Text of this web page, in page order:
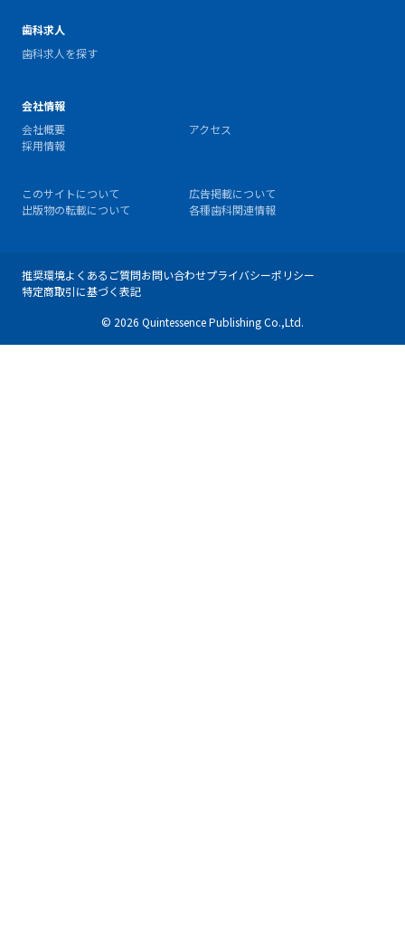
歯科求人
歯科求人を探す
会社情報
会社概要
アクセス
採用情報
このサイトについて
広告掲載について
出版物の転載について
各種歯科関連情報
推奨環境よくあるご質問お問い合わせプライバシーポリシー
特定商取引に基づく表記
© 2026 Quintessence Publishing Co.,Ltd.